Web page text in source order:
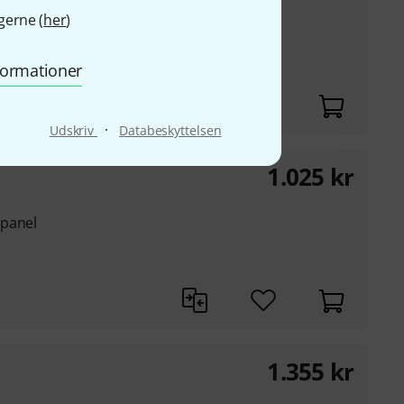
(her)
Udskriv · Databeskyttelsen
LFM
1.025 kr
1.355 kr